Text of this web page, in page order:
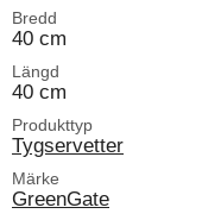
Bredd
40 cm
Längd
40 cm
Produkttyp
Tygservetter
Märke
GreenGate